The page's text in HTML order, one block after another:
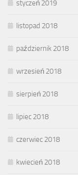
styczeń 2019
listopad 2018
październik 2018
wrzesień 2018
sierpień 2018
lipiec 2018
czerwiec 2018
kwiecień 2018